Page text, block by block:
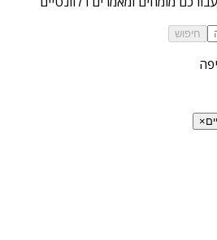
חיפוש
×